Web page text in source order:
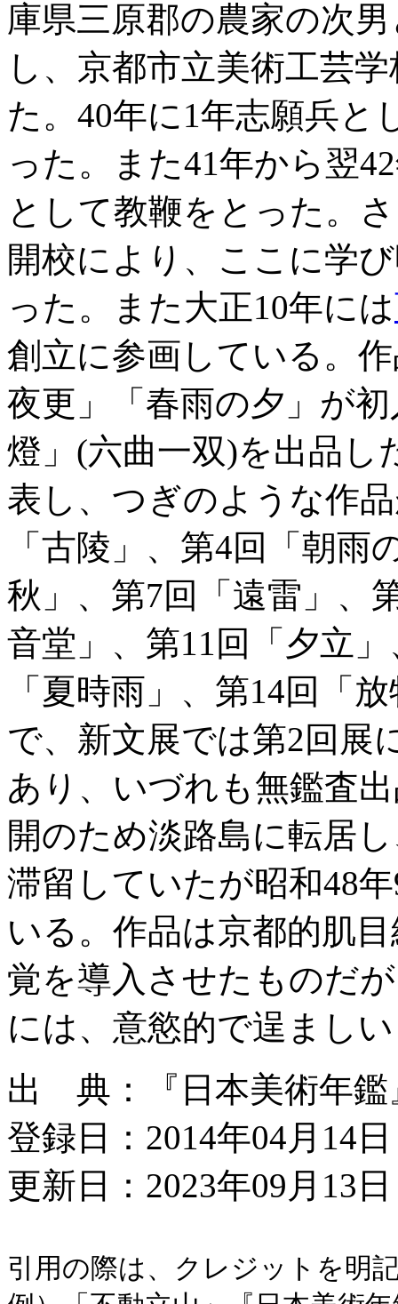
庫県三原郡の農家の次
し、京都市立美術工芸
た。40年に1年志願兵と
った。また41年から翌
として教鞭をとった。
開校により、ここに学
った。また大正10年には
創立に参画している。
夜更」「春雨の夕」が
燈」(六曲一双)を出品し
表し、つぎのような作
「古陵」、第4回「朝
秋」、第7回「遠雷」、
音堂」、第11回「夕立
「夏時雨」、第14回「
で、新文展では第2回展
あり、いづれも無鑑査
開のため淡路島に転居
滞留していたが昭和48
いる。作品は京都的肌
覚を導入させたものだ
には、意慾的で逞まし
出 典：『日本美術年鑑
登録日：2014年04月14日
更新日：2023年09月13
引用の際は、クレジットを明